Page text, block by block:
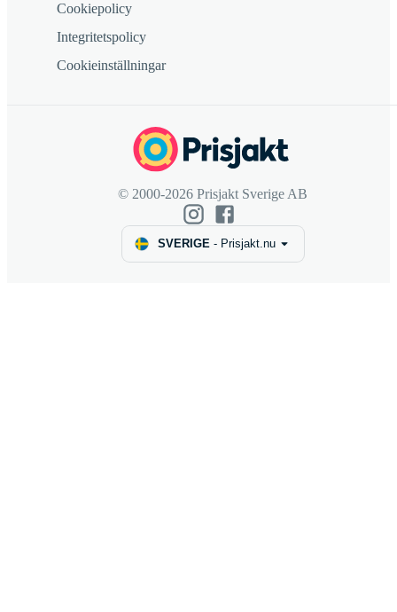
Cookiepolicy
Integritetspolicy
Cookieinställningar
© 2000-2026 Prisjakt Sverige AB
SVERIGE- Prisjakt.nu